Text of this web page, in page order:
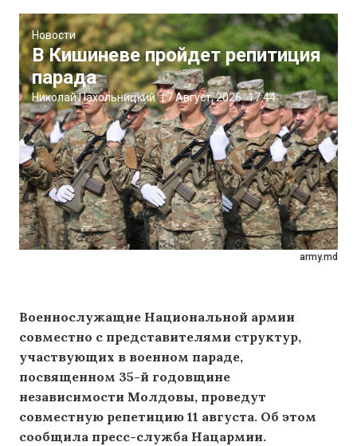
army.md
Новости
В Кишиневе пройдет репитиция
парада
Николай Пахольницкий |7 Август, 2026 17:44
Военнослужащие Национальной армии
совместно с представителями структур,
участвующих в военном параде,
посвященном 35-й годовщине
независимости Молдовы, проведут
совместную репетицию 11 августа. Об этом
сообщила пресс-служба Нацармии.